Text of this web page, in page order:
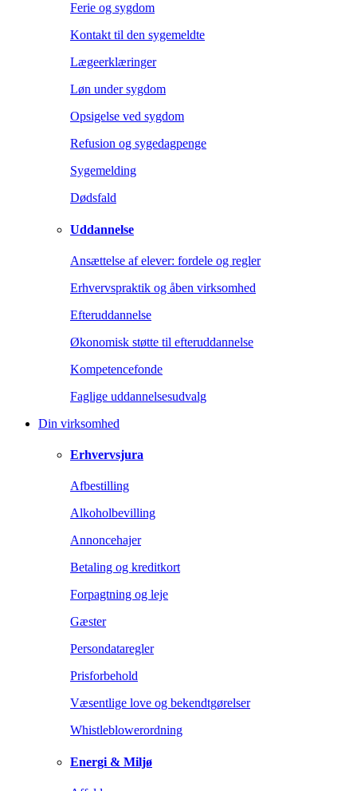
Ferie og sygdom
Kontakt til den sygemeldte
Lægeerklæringer
Løn under sygdom
Opsigelse ved sygdom
Refusion og sygedagpenge
Sygemelding
Dødsfald
Uddannelse
Ansættelse af elever: fordele og regler
Erhvervspraktik og åben virksomhed
Efteruddannelse
Økonomisk støtte til efteruddannelse
Kompetencefonde
Faglige uddannelsesudvalg
Din virksomhed
Erhvervsjura
Afbestilling
Alkoholbevilling
Annoncehajer
Betaling og kreditkort
Forpagtning og leje
Gæster
Persondataregler
Prisforbehold
Væsentlige love og bekendtgørelser
Whistleblowerordning
Energi & Miljø